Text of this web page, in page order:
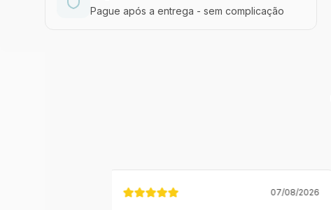
Pague após a entrega - sem complicação
06/08/2026